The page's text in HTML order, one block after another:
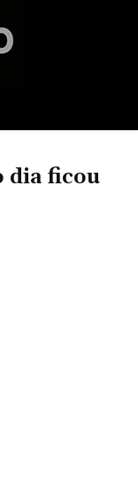
dia ficou